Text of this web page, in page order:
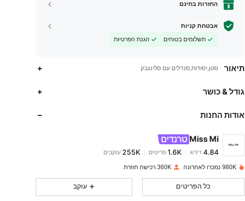
החזרות בחינם
אבטחת קניות
תשלומים בטוחים
הגנת הפרטיות
תיאור סטן,יסודות,סנדלים עם סלינגבק
גודל & כושר
אודות החנות
Miss Mi
4.84
1.6Kפריטים
l***4 שילםלפני יום אחד
980K נמכרו לאחרונה 360K רכישה חוזרת
כל הפריטים עוקב